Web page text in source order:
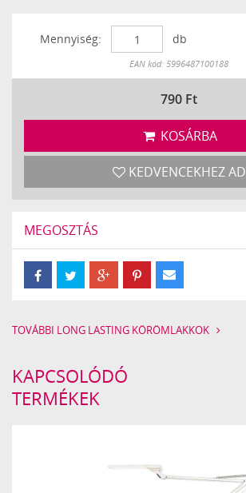
Mennyiség: db
Készleten
EAN kód: 5996487100188
790 Ft
KOSÁRBA
KEDVENCEKHEZ AD
MEGOSZTÁS
TOVÁBBI LONG LASTING KÖRÖMLAKKOK
KAPCSOLÓDÓ
TERMÉKEK